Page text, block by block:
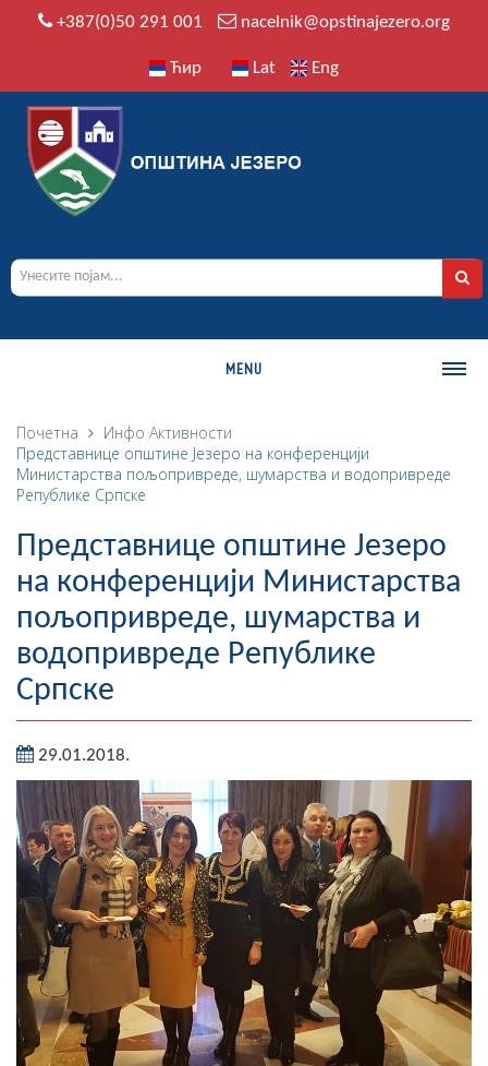
+387(0)50 291 001 nacelnik@opstinajezero.org
Ћир Lat Eng
MENU
О ОПШТИНИ
Историја
Насељена мјеста
Занимљивости
Фотогалерија
НАЧЕЛНИК
О Начелнику
Замјеник начелника
Извјештај о раду начелника
СКУПШТИНА
Статут Општине
Скупштинско вијеће општине језеро
Састав Скупштине
Почетна Инфо Активности
Представнице општине Језеро на конференцији
Министарства пољопривреде, шумарства и водопривреде
Републике Српске
Представнице општине Језеро
на конференцији Министарства
пољопривреде, шумарства и
водопривреде Републике
Српске
29.01.2018.